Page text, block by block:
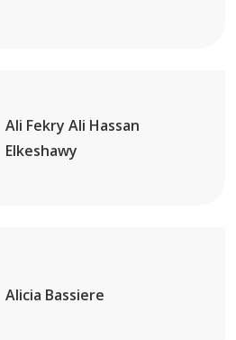
Ali Fekry Ali Hassan
Elkeshawy
Alicia Bassiere